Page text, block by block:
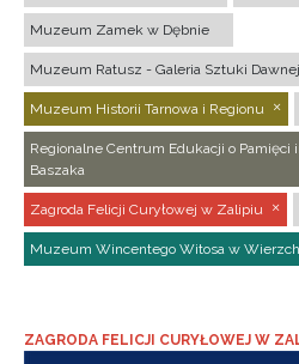
Muzeum Zamek w Dębnie
Muzeum Ratusz - Galeria Sztuki Dawnej
Muzeum Historii Tarnowa i Regionu
Regionalne Centrum Edukacji o Pamięci
Baszaka
Zagroda Felicji Curyłowej w Zalipiu
Muzeum Wincentego Witosa w
ZAGRODA FELICJI CURYŁOWEJ W